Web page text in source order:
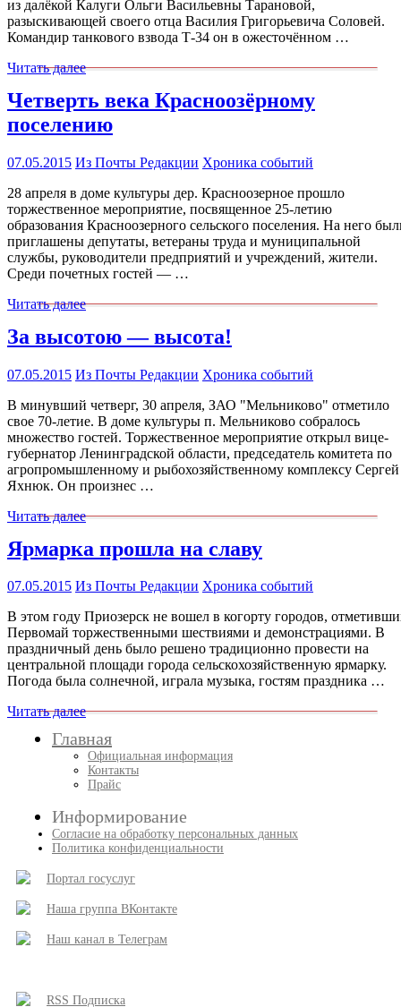
из далёкой Калуги Ольги Васильевны Тарановой,
разыскивающей своего отца Василия Григорьевича Соловей.
Командир танкового взвода Т-34 он в ожесточённом …
Читать далее
Четверть века Красноозёрному
поселению
07.05.2015 Из Почты Редакции Хроника событий
28 апреля в доме культуры дер. Красноозерное прошло
торжественное мероприятие, посвященное 25-летию
образования Красноозерного сельского поселения. На него
приглашены депутаты, ветераны труда и муниципальной
службы, руководители предприятий и учреждений, жители.
Среди почетных гостей — …
Читать далее
За высотою — высота!
07.05.2015 Из Почты Редакции Хроника событий
В минувший четверг, 30 апреля, ЗАО "Мельниково" отметило
свое 70-летие. В доме культуры п. Мельниково собралось
множество гостей. Торжественное мероприятие открыл вице-
губернатор Ленинградской области, председатель комитета по
агропромышленному и рыбохозяйственному комплексу Сергей
Яхнюк. Он произнес …
Читать далее
Ярмарка прошла на славу
07.05.2015 Из Почты Редакции Хроника событий
В этом году Приозерск не вошел в когорту городов,
Первомай торжественными шествиями и демонстрациями. В
праздничный день было решено традиционно провести на
центральной площади города сельскохозяйственную ярмарку.
Погода была солнечной, играла музыка, гостям праздника …
Читать далее
Главная
Официальная информация
Контакты
Прайс
Информирование
Согласие на обработку персональных данных
Политика конфиденциальности
Портал госуслуг
Наша группа ВКонтакте
Наш канал в Телеграм
RSS Подписка